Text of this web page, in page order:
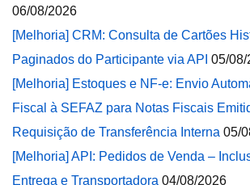
06/08/2026
[Melhoria] CRM: Consulta de Cartões
Paginados do Participante via API 05/08/
[Melhoria] Estoques e NF-e: Envio
Fiscal à SEFAZ para Notas Fiscais
Requisição de Transferência Interna 05/
[Melhoria] API: Pedidos de Venda –
Entrega e Transportadora 04/08/2026